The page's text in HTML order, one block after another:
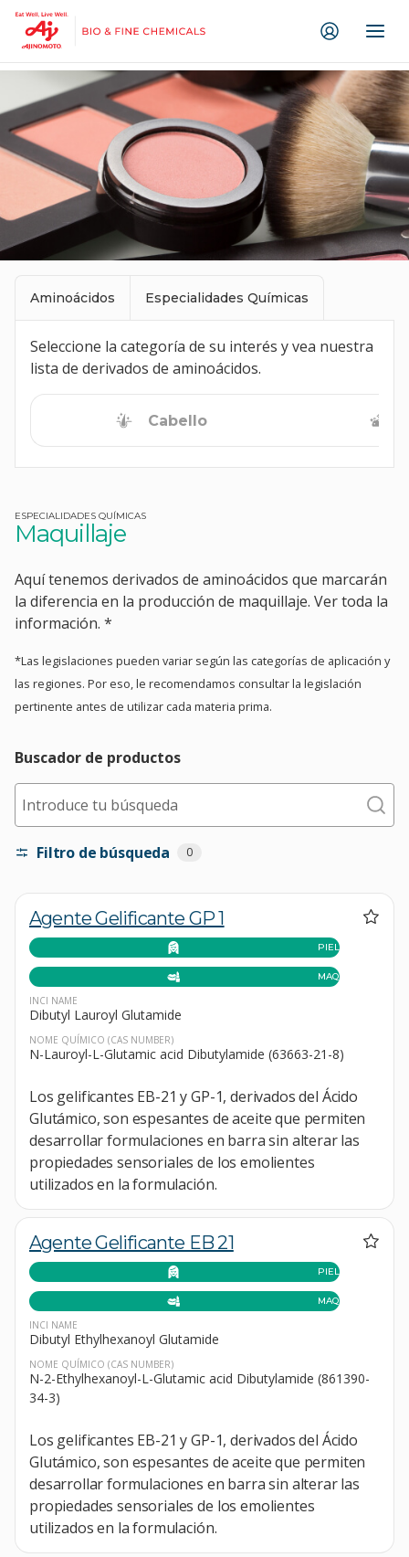
Ir direto ao conteúdo
Aminoácidos Especialidades Químicas
Seleccione la categoría de su interés y vea nuestra
lista de derivados de aminoácidos.
Cabello
ESPECIALIDADES QUÍMICAS
Maquillaje
Aquí tenemos derivados de aminoácidos que marcarán
la diferencia en la producción de maquillaje. Ver toda la
información. *
*Las legislaciones pueden variar según las categorías de aplicación y
las regiones. Por eso, le recomendamos consultar la legislación
pertinente antes de utilizar cada materia prima.
Buscador de productos
Introduce tu búsqueda
Filtro de búsqueda 0
Agente Gelificante GP 1
PIEL
MAQUILLAJE
INCI NAME
Dibutyl Lauroyl Glutamide
NOME QUÍMICO (CAS NUMBER)
N-Lauroyl-L-Glutamic acid Dibutylamide (63663-21-8)
Los gelificantes EB-21 y GP-1, derivados del Ácido
Glutámico, son espesantes de aceite que permiten
desarrollar formulaciones en barra sin alterar las
propiedades sensoriales de los emolientes
utilizados en la formulación.
Agente Gelificante EB 21
PIEL
MAQUILLAJE
INCI NAME
Dibutyl Ethylhexanoyl Glutamide
NOME QUÍMICO (CAS NUMBER)
N-2-Ethylhexanoyl-L-Glutamic acid Dibutylamide (861390-
34-3)
Los gelificantes EB-21 y GP-1, derivados del Ácido
Glutámico, son espesantes de aceite que permiten
desarrollar formulaciones en barra sin alterar las
propiedades sensoriales de los emolientes
utilizados en la formulación.